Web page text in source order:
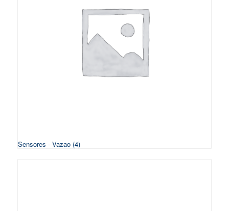
Sensores - Vazao (4)